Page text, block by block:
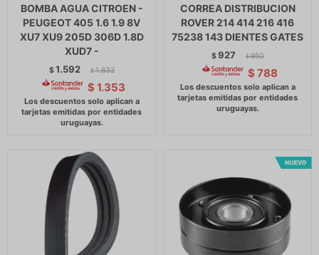
BOMBA AGUA CITROEN -
PEUGEOT 405 1.6 1.9 8V
XU7 XU9 205D 306D 1.8D
XUD7 -
$1.592 $ 1.632
$ 1.353
CORREA DISTRIBUCION
ROVER 214 414 216 416
75238 143 DIENTES GATES
$927 $ 950
$ 788